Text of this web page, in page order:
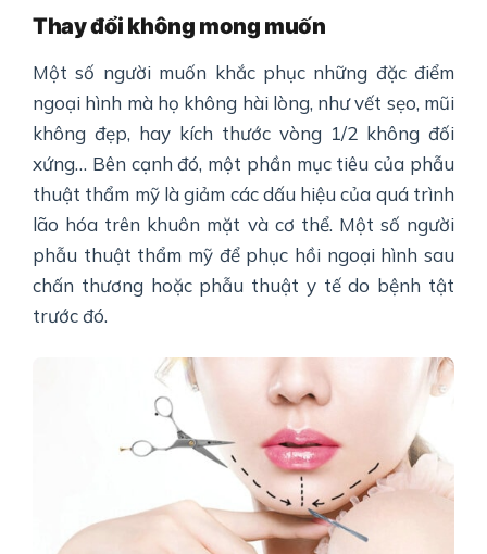
Thay đổi không mong muốn
Một số người muốn khắc phục những đặc điểm
ngoại hình mà họ không hài lòng, như vết sẹo, mũi
không đẹp, hay kích thước vòng 1/2 không đối
xứng… Bên cạnh đó, một phần mục tiêu của phẫu
thuật thẩm mỹ là giảm các dấu hiệu của quá trình
lão hóa trên khuôn mặt và cơ thể. Một số người
phẫu thuật thẩm mỹ để phục hồi ngoại hình sau
chấn thương hoặc phẫu thuật y tế do bệnh tật
trước đó.